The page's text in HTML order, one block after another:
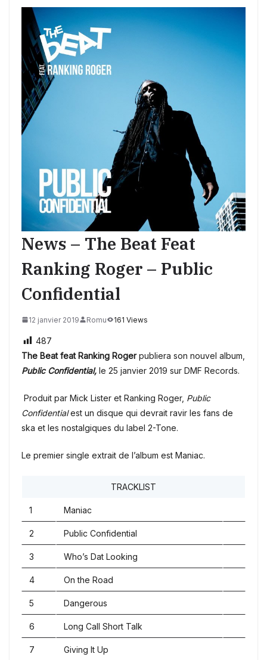
News – The Beat Feat
Ranking Roger – Public
Confidential
12 janvier 2019 Romu 161 Views
487
The Beat feat Ranking Rogerpubliera son nouvel album,
Public Confidential, le 25 janvier 2019 sur DMF Records.
Produit par Mick Lister et Ranking Roger, Public
Confidentialest un disque qui devrait ravir les fans de
ska et les nostalgiques du label 2-Tone.
Le premier single extrait de l’album est Maniac.
TRACKLIST
1 Maniac
2 Public Confidential
3 Who’s Dat Looking
4 On the Road
5 Dangerous
6 Long Call Short Talk
7 Giving It Up